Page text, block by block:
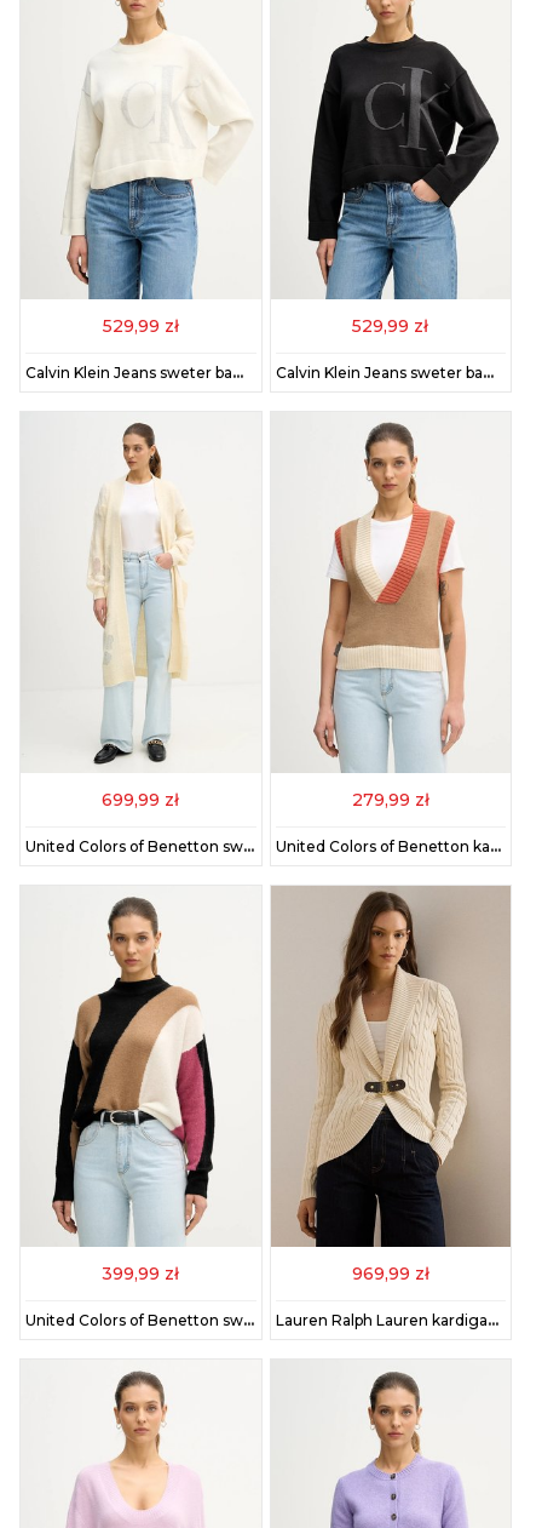
529,99 zł
Calvin Klein Jeans sweter bawełniany damski kolor beżowy LV047E304G
529,99 zł
Calvin Klein Jeans sweter bawełniany damski kolor czarny LV047E304G
699,99 zł
United Colors of Benetton sweter z dodatkiem wełny damski kolor beżowy 18L4EN00J
279,99 zł
United Colors of Benetton kamizelka z dodatkiem wełny damski kolor beżowy 16YCE403M
399,99 zł
United Colors of Benetton sweter z dodatkiem wełny damski kolor czarny lekki 11CZE10ER
969,99 zł
Lauren Ralph Lauren kardigan bawełniany damski kolor beżowy 200P03473